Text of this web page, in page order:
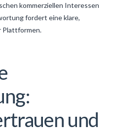
kommerziellen Interessen
fordert eine klare,
Plattformen.
und